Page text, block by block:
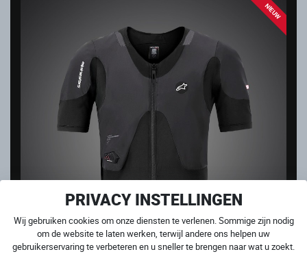
PRIVACY INSTELLINGEN
Wij gebruiken cookies om onze diensten te verlenen. Sommige zijn nodig
om de website te laten werken, terwijl andere ons helpen uw
gebruikerservaring te verbeteren en u sneller te brengen naar wat u zoekt.
NIEUW